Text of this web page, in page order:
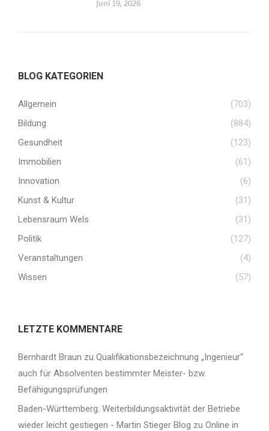
Juni 19, 2026
BLOG KATEGORIEN
Allgemein
(703)
Bildung
(884)
Gesundheit
(123)
Immobilien
(61)
Innovation
(6)
Kunst & Kultur
(31)
Lebensraum Wels
(31)
Politik
(127)
Veranstaltungen
(4)
Wissen
(57)
LETZTE KOMMENTARE
Bernhardt Braun zu Qualifikationsbezeichnung „Ingenieur“
auch für Absolventen bestimmter Meister- bzw.
Befähigungsprüfungen
Baden-Württemberg: Weiterbildungsaktivität der Betriebe
wieder leicht gestiegen - Martin Stieger Blog zu Online in